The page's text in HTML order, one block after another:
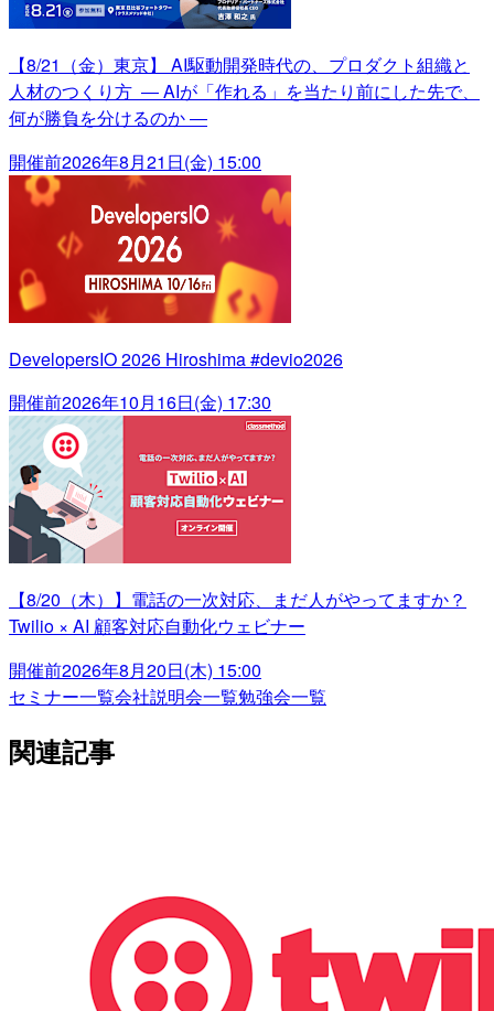
【8/21（金）東京】 AI駆動開発時代の、プロダクト組織と
人材のつくり方 ― AIが「作れる」を当たり前にした先で、
何が勝負を分けるのか ―
開催前2026年8月21日(金) 15:00
DevelopersIO 2026 Hiroshima #devio2026
開催前2026年10月16日(金) 17:30
【8/20（木）】電話の一次対応、まだ人がやってますか？
Twilio × AI 顧客対応自動化ウェビナー
開催前2026年8月20日(木) 15:00
セミナー一覧会社説明会一覧勉強会一覧
関連記事